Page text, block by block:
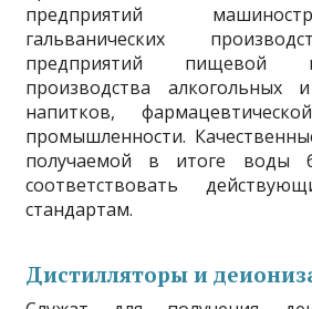
предприятий
гальванических
предприятий пищевой
производства алкогольных
напитков,
промышленности.
получаемой в итоге воды
соответствовать
стандартам.
Дистилляторы и